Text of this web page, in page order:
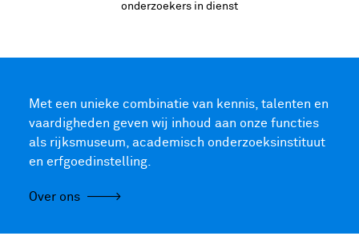
onderzoekers in dienst
Met een unieke combinatie van kennis, talenten en
vaardigheden geven wij inhoud aan onze functies
als rijksmuseum, academisch onderzoeksinstituut
en erfgoedinstelling.
Over ons